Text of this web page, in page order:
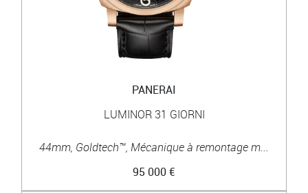
PANERAI
LUMINOR 31 GIORNI
44mm, Goldtech™, Mécanique à remontage m...
95 000 €